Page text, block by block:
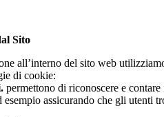
Sito
all’interno del sito web
di cookie:
permettono di riconoscere e
assicurando che gli utenti